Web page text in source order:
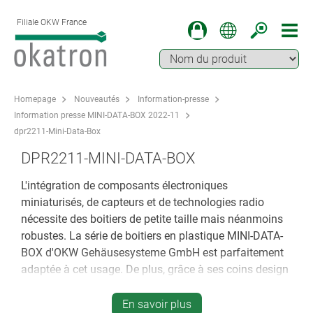
Filiale OKW France
Homepage Nouveautés
Information-presse
Information presse MINI-DATA-BOX 2022-11
dpr2211-Mini-Data-Box
DPR2211-MINI-DATA-BOX
L'intégration de composants électroniques
miniaturisés, de capteurs et de technologies radio
nécessite des boitiers de petite taille mais néanmoins
robustes. La série de boitiers en plastique MINI-DATA-
BOX d'OKW Gehäusesysteme GmbH est parfaitement
adaptée à cet usage. De plus, grâce à ses coins design
optique de très grande qualité assortie d’une nouvelle
En savoir plus